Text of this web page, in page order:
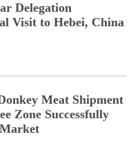
Delegation
Visit to Hebei, China
Meat Shipment
Zone Successfully